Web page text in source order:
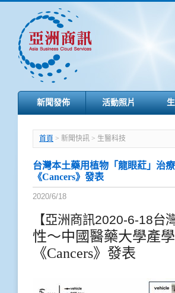
新聞發佈 活動照片
首頁 > 新聞快訊 > 生醫科技
台灣本土藥用植物「龍眼葒」治
《Cancers》發表
2020/6/18
【亞洲商訊2020-6-18台灣
性～中國醫藥大學產
《Cancers》發表